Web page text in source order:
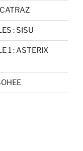
: SISU
1 : ASTERIX